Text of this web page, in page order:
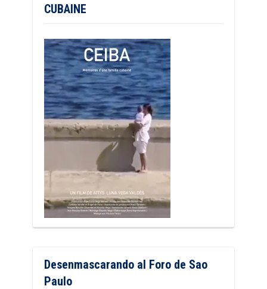
CUBAINE
Desenmascarando al Foro de Sao
Paulo